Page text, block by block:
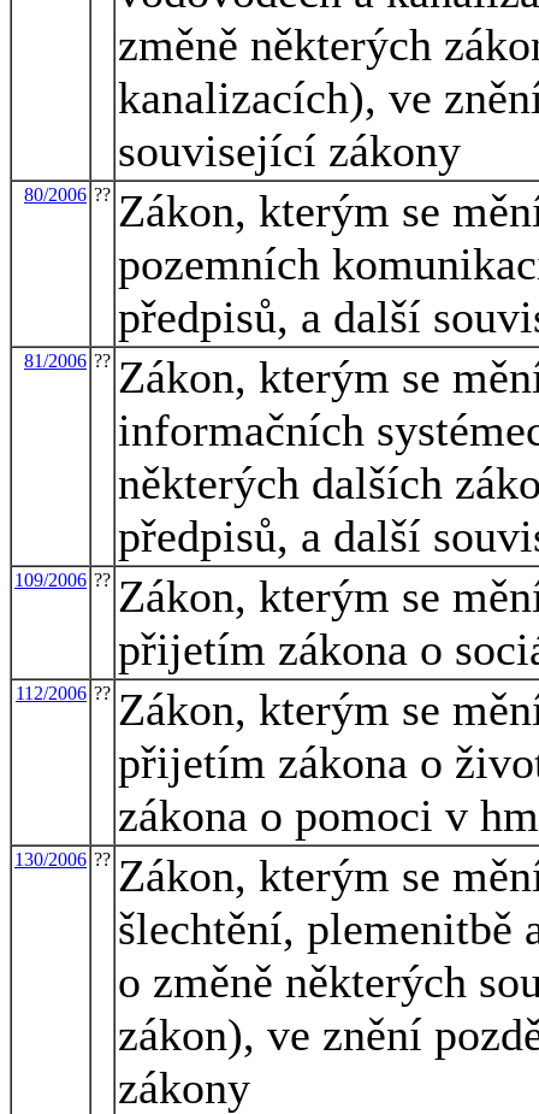
změně některých
kanalizacích), ve
související zákony
80/2006 ?? Zákon, kterým se
pozemních
předpisů, a další
81/2006 ?? Zákon, kterým se
informačních
některých dalších
předpisů, a další
109/2006 ?? Zákon, kterým se
přijetím zákona o
112/2006 ?? Zákon, kterým se
přijetím zákona o
zákona o pomoci v
130/2006 ?? Zákon, kterým se
šlechtění, plemenitbě
o změně některých
zákon), ve znění
zákony